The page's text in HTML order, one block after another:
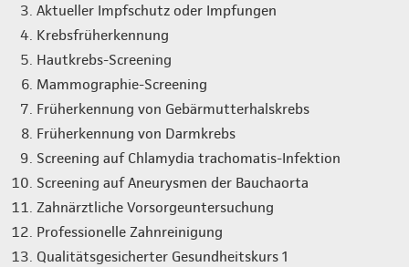
Aktueller Impfschutz oder Impfungen
Krebsfrüherkennung
Hautkrebs-Screening
Mammographie-Screening
Früherkennung von Gebärmutterhalskrebs
Früherkennung von Darmkrebs
Screening auf Chlamydia trachomatis-Infektion
Screening auf Aneurysmen der Bauchaorta
Zahnärztliche Vorsorgeuntersuchung
Professionelle Zahnreinigung
Qualitätsgesicherter Gesundheitskurs 1